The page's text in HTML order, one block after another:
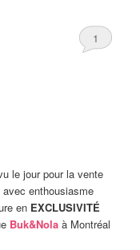
1
le jour pour la vente
enthousiasme
en EXCLUSIVITÉ
Buk&Nola à Montréal